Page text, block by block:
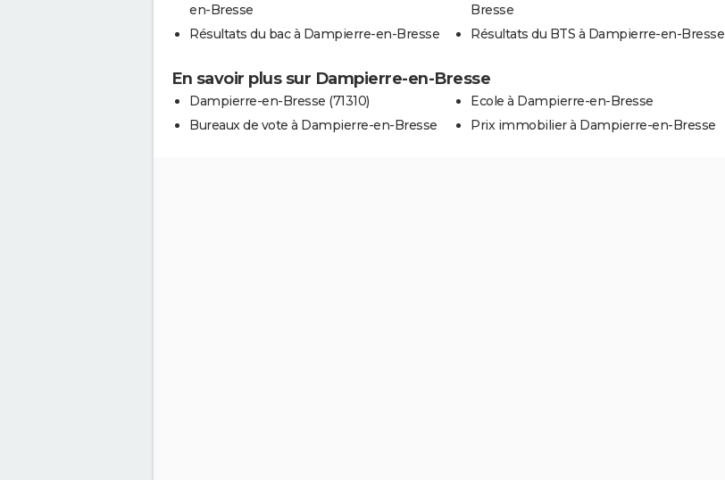
en-Bresse
Résultats du bac à Dampierre-en-Bresse
Bresse
Résultats du BTS à Dampierre-en-Bresse
En savoir plus sur Dampierre-en-Bresse
Dampierre-en-Bresse (71310)
Bureaux de vote à Dampierre-en-Bresse
Ecole à Dampierre-en-Bresse
Prix immobilier à Dampierre-en-Bresse